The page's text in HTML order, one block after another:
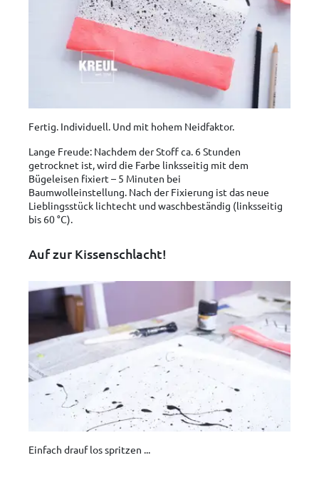
Fertig. Individuell. Und mit hohem Neidfaktor.
Lange Freude: Nachdem der Stoff ca. 6 Stunden
getrocknet ist, wird die Farbe linksseitig mit dem
Bügeleisen fixiert – 5 Minuten bei
Baumwolleinstellung. Nach der Fixierung ist das neue
Lieblingsstück lichtecht und waschbeständig (linksseitig
bis 60 °C).
Auf zur Kissenschlacht!
Einfach drauf los spritzen ...